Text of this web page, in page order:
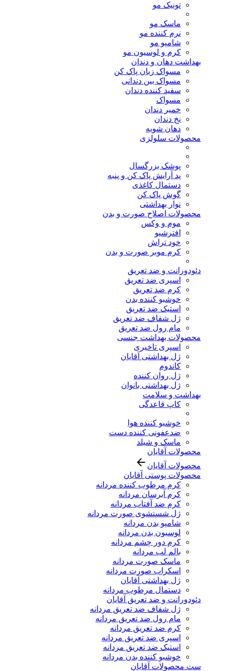
تونیک مو
ماسک مو
نرم کننده مو
شامپو مو
کرم و لوسیون مو
بهداشت دهان و دندان
مسواک زبان پاک کن
مسواک بین دندانی
سفید کننده دندان
مسواک
خمیر دندان
نخ دندان
دهان شویه
محصولات سلولزی
پوشک بزرگسال
پد آرایش پاک کن و پنبه
دستمال کاغذی
گوش پاک کن
نوار بهداشتی
محصولات اصلاح صورت و بدن
موم و وکس
افترشیو
خود تراش
کرم موبر صورت و بدن
دئودورانت و ضد تعریق
اسپری ضد تعریق
کرم ضد تعریق
خوشبو کننده بدن
استیک ضد تعریق
ژل شفاف ضد تعریق
مام رول ضد تعریق
محصولات بهداشت جنسی
اسپری تاخیری
ژل بهداشتی آقایان
کاندوم
ژل روان کننده
ژل بهداشتی بانوان
بهداشت و سلامت
کاپ قاعدگی
خوشبو کننده هوا
ضدعفونی کننده دست
ماسک و شیلد
محصولات آقایان
محصولات آقایان
محصولات پوستی آقایان
کرم مرطوب کننده مردانه
کرم آبرسان مردانه
کرم ضد آفتاب مردانه
ژل شستشوی صورت مردانه
شامپو بدن مردانه
لوسیون بدن مردانه
کرم دور چشم مردانه
بالم لب مردانه
ماسک صورت مردانه
اسکراب صورت مردانه
ژل بهداشتی آقایان
دستمال مرطوب مردانه
دئودورانت و ضد تعریق آقایان
ژل شفاف ضد تعریق مردانه
مام رول ضد تعریق مردانه
کرم ضد تعریق مردانه
اسپری ضد تعریق مردانه
استیک ضد تعریق مردانه
خوشبو کننده بدن مردانه
ست محصولات آقایان